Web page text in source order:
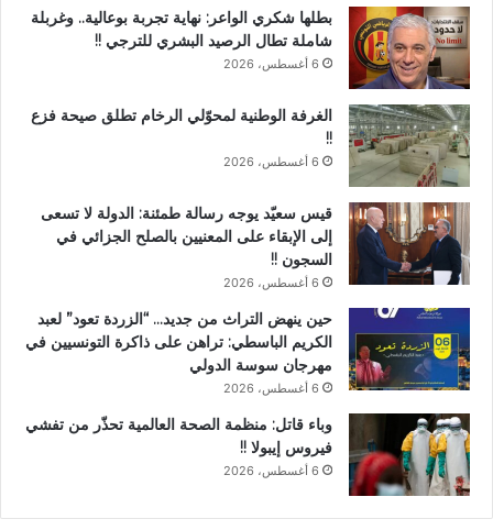
بطلها شكري الواعر: نهاية تجربة بوعالية.. وغربلة
شاملة تطال الرصيد البشري للترجي !!
6 أغسطس، 2026
الغرفة الوطنية لمحوّلي الرخام تطلق صيحة فزع
!!
6 أغسطس، 2026
قيس سعيّد يوجه رسالة طمئنة: الدولة لا تسعى
إلى الإبقاء على المعنيين بالصلح الجزائي في
السجون !!
6 أغسطس، 2026
حين ينهض التراث من جديد… “الزردة تعود” لعبد
الكريم الباسطي: تراهن على ذاكرة التونسيين في
مهرجان سوسة الدولي
6 أغسطس، 2026
وباء قاتل: منظمة الصحة العالمية تحذّر من تفشي
فيروس إيبولا !!
6 أغسطس، 2026